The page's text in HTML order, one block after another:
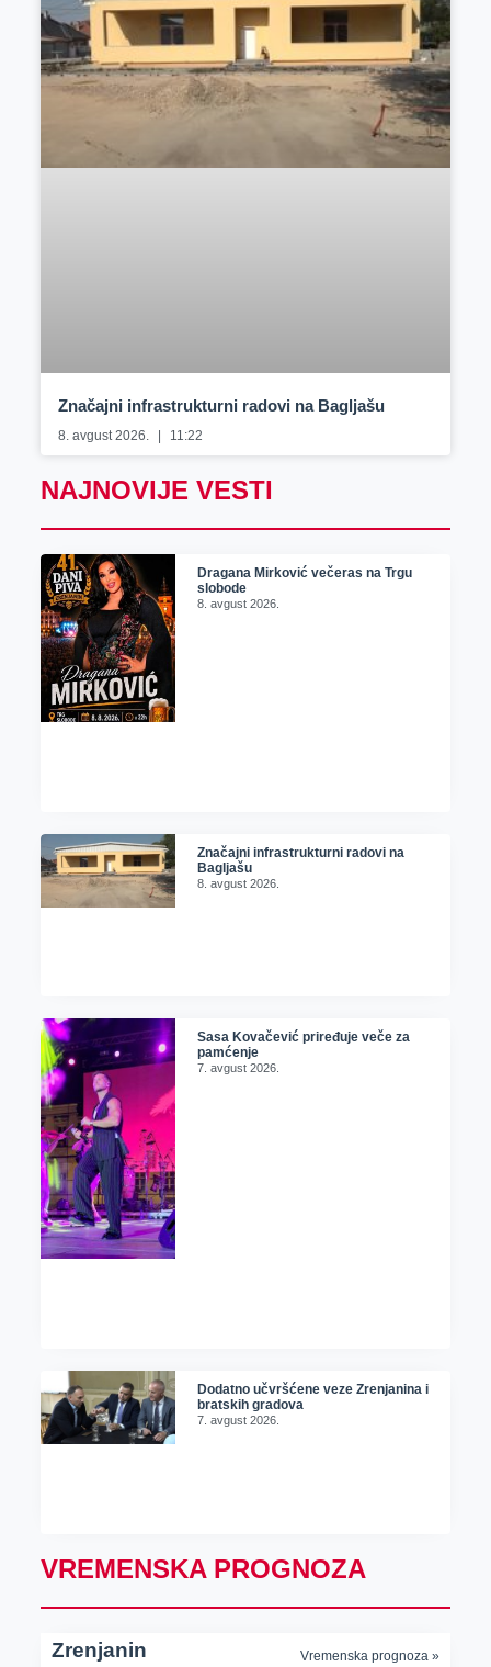
Značajni infrastrukturni radovi na Bagljašu
8. avgust 2026. 11:22
NAJNOVIJE VESTI
Dragana Mirković večeras na Trgu
slobode
8. avgust 2026.
Značajni infrastrukturni radovi na
Bagljašu
8. avgust 2026.
Sasa Kovačević priređuje veče za
pamćenje
7. avgust 2026.
Dodatno učvršćene veze Zrenjanina i
bratskih gradova
7. avgust 2026.
VREMENSKA PROGNOZA